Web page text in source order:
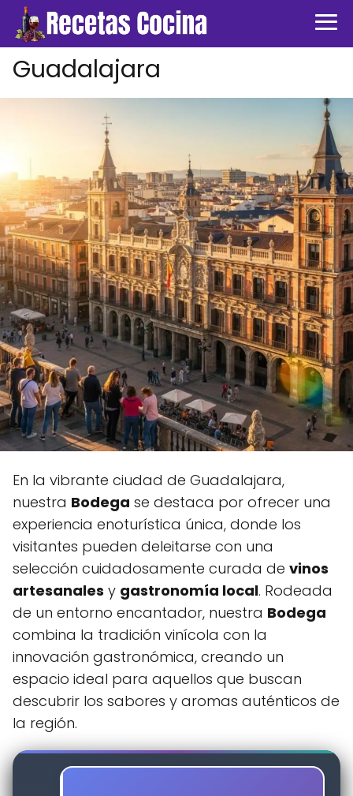
Guadalajara
En la vibrante ciudad de Guadalajara,
nuestra Bodega se destaca por ofrecer una
experiencia enoturística única, donde los
visitantes pueden deleitarse con una
selección cuidadosamente curada de vinos
artesanales y gastronomía local. Rodeada
de un entorno encantador, nuestra Bodega
combina la tradición vinícola con la
innovación gastronómica, creando un
espacio ideal para aquellos que buscan
descubrir los sabores y aromas auténticos de
la región.